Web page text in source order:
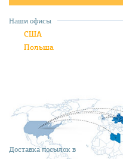
Доставка посылок в
Наши офисы
США
Польша